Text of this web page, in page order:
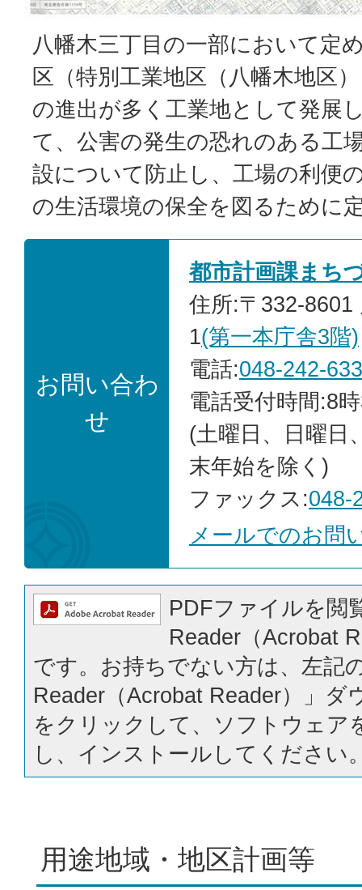
八幡木三丁目の一部において定
区（特別工業地区（八幡木地区
の進出が多く工業地として発展
て、公害の発生の恐れのある工
設について防止し、工場の利便
の生活環境の保全を図るために
お問い合わ
せ
都市計画課まち
住所:〒332-8601
1(第一本庁舎3階)
電話:048-242-
電話受付時間:8
(土曜日、日曜日
末年始を除く)
ファックス:048-
メールでのお問
PDFファイルを閲
Reader（Acrobat
です。お持ちでない方は、左記
Reader（Acrobat Reader）」ダ
をクリックして、ソフトウェア
し、インストールしてください
用途地域・地区計画等